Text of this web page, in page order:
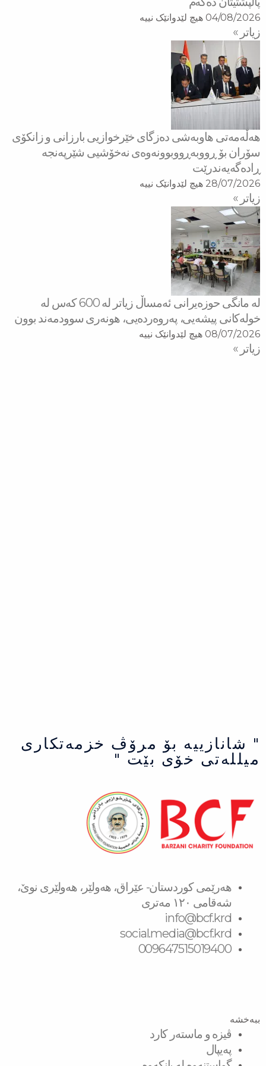
04/08/2026 هیچ لێدوانێک نییە
زیاتر »
هه‌ڵه‌مه‌تی هاو‌به‌شی ده‌زگای خێرخوازیی بارزانی و زانكۆی
سۆران بۆ ڕووبه‌ڕووبوونه‌وه‌ی نه‌خۆشیی شێرپه‌نجه‌
ڕاده‌گه‌یه‌ندرێت
28/07/2026 هیچ لێدوانێک نییە
زیاتر »
لە مانگی حوزەیرانی ئەمساڵ زیاتر له‌ 600 كه‌س له‌
خولەكانی پیشەیی، پەروەردەیی، هونەری سوودمه‌ند بوون
08/07/2026 هیچ لێدوانێک نییە
زیاتر »
" شانازییه بۆ مرۆڤ خزمەتكاری
میللەتی خۆی بێت "
هەرێمی کوردستان- عێراق، هەولێر، هەولێری نوێ،
شەقامی ١٢٠ مەتری
info@bcf.krd
social.media@bcf.krd
009647515019400
ببەخشە
ڤیزە و ماستەر کارد
پەیپال